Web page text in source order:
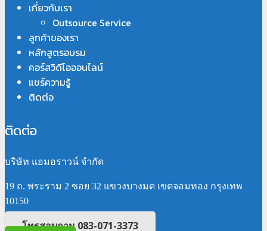
เกี่ยวกับเรา
Outsource Service
ลูกค้าของเรา
หลักสูตรอบรม
คอร์สวิดีโอออนไลน์
แชร์ความรู้
ติดต่อ
ติดต่อ
บริษัท แอมอราวน์ จำกัด
19 ถ. พระราม 2 ซอย 32 แขวงบางมด เขตจอมทอง กรุงเทพ
10150
โทรสอบถาม 083-071-3373